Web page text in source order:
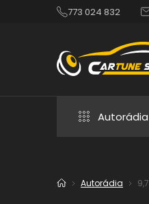
773 024 832
Autorádia
DomůAutorádia